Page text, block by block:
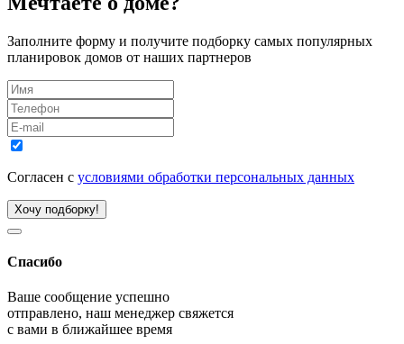
Заполните форму и получите подборку самых популярных
планировок домов от наших партнеров
Согласен с условиями обработки персональных данных
Хочу подборку!
Спасибо
Ваше сообщение успешно
отправлено, наш менеджер свяжется
с вами в ближайшее время